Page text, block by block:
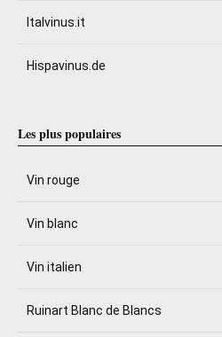
Italvinus.it
Hispavinus.de
Les plus populaires
Vin rouge
Vin blanc
Vin italien
Ruinart Blanc de Blancs